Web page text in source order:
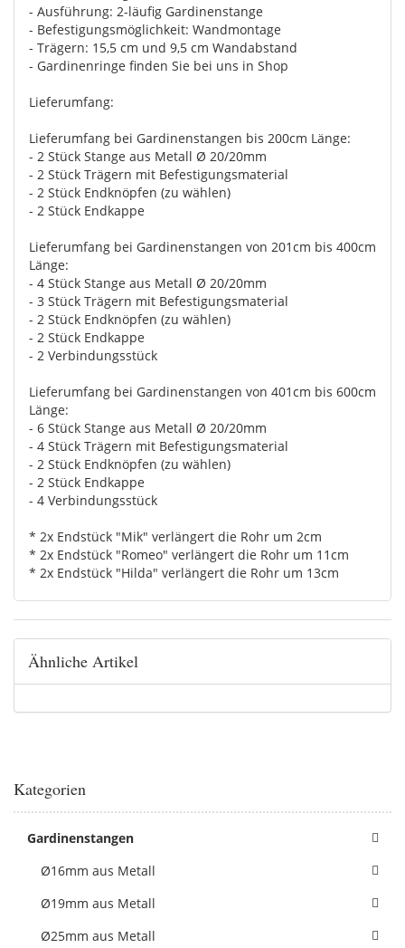
- Ausführung: 2-läufig Gardinenstange
- Befestigungsmöglichkeit: Wandmontage
- Trägern: 15,5 cm und 9,5 cm Wandabstand
- Gardinenringe finden Sie bei uns in Shop
Lieferumfang:
Lieferumfang bei Gardinenstangen bis 200cm Länge:
- 2 Stück Stange aus Metall Ø 20/20mm
- 2 Stück Trägern mit Befestigungsmaterial
- 2 Stück Endknöpfen (zu wählen)
- 2 Stück Endkappe
Lieferumfang bei Gardinenstangen von 201cm bis 400cm
Länge:
- 4 Stück Stange aus Metall Ø 20/20mm
- 3 Stück Trägern mit Befestigungsmaterial
- 2 Stück Endknöpfen (zu wählen)
- 2 Stück Endkappe
- 2 Verbindungsstück
Lieferumfang bei Gardinenstangen von 401cm bis 600cm
Länge:
- 6 Stück Stange aus Metall Ø 20/20mm
- 4 Stück Trägern mit Befestigungsmaterial
- 2 Stück Endknöpfen (zu wählen)
- 2 Stück Endkappe
- 4 Verbindungsstück
* 2x Endstück "Mik" verlängert die Rohr um 2cm
* 2x Endstück "Romeo" verlängert die Rohr um 11cm
* 2x Endstück "Hilda" verlängert die Rohr um 13cm
Ähnliche Artikel
Kategorien
Gardinenstangen
Ø16mm aus Metall
Ø19mm aus Metall
Ø25mm aus Metall